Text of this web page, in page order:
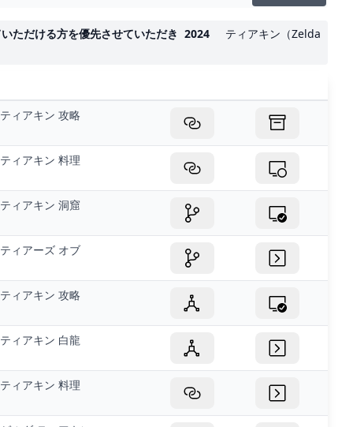
ただける方を優先させていただき 2024 ティアキン（Zelda
ティアキン 攻略
ティアキン 料理
ティアキン 洞窟
ティアーズ オブ
ティアキン 攻略
ティアキン 白龍
ティアキン 料理